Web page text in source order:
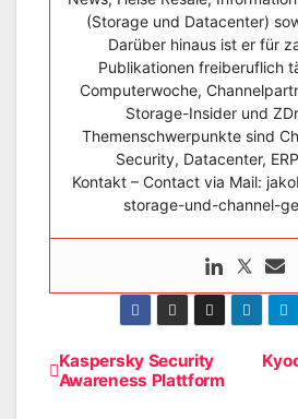
(Storage und Datacenter)
Darüber hinaus ist er für
Publikationen freiberuflich
Computerwoche,
Storage-Insider und
Themenschwerpunkte sind
Security, Datacenter,
Kontakt – Contact via Mail:
storage-und-channel-
Kaspersky Security
Awareness Plattform